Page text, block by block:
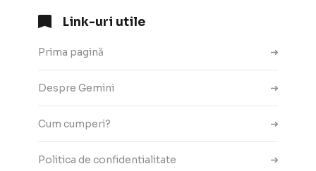
Link-uri utile
Prima pagină
Despre Gemini
Cum cumperi?
Politica de confidentialitate